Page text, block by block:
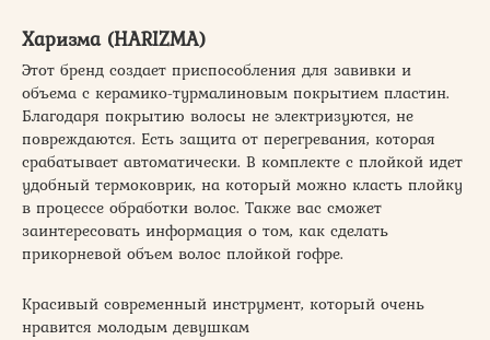
Харизма (HARIZMA)
Этот бренд создает приспособления для завивки и
объема с керамико-турмалиновым покрытием пластин.
Благодаря покрытию волосы не электризуются, не
повреждаются. Есть защита от перегревания, которая
срабатывает автоматически. В комплекте с плойкой идет
удобный термоковрик, на который можно класть плойку
в процессе обработки волос. Также вас сможет
заинтересовать информация о том, как сделать
прикорневой объем волос плойкой гофре.
Красивый современный инструмент, который очень
нравится молодым девушкам